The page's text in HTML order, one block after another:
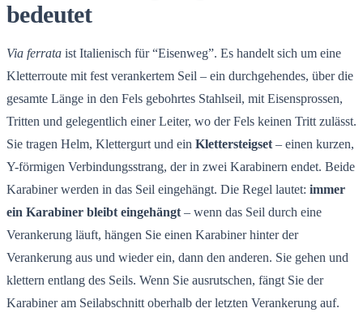
bedeutet
Via ferrata ist Italienisch für “Eisenweg”. Es handelt sich um eine
Kletterroute mit fest verankertem Seil – ein durchgehendes, über die
gesamte Länge in den Fels gebohrtes Stahlseil, mit Eisensprossen,
Tritten und gelegentlich einer Leiter, wo der Fels keinen Tritt zulässt.
Sie tragen Helm, Klettergurt und ein Klettersteigset – einen kurzen,
Y-förmigen Verbindungsstrang, der in zwei Karabinern endet. Beide
Karabiner werden in das Seil eingehängt. Die Regel lautet: immer
ein Karabiner bleibt eingehängt – wenn das Seil durch eine
Verankerung läuft, hängen Sie einen Karabiner hinter der
Verankerung aus und wieder ein, dann den anderen. Sie gehen und
klettern entlang des Seils. Wenn Sie ausrutschen, fängt Sie der
Karabiner am Seilabschnitt oberhalb der letzten Verankerung auf.